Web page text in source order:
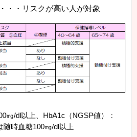
・・リスクが高い人が対象
㎎/dl以上、HbA1c（NGSP値）：
随時血糖100㎎/dl以上